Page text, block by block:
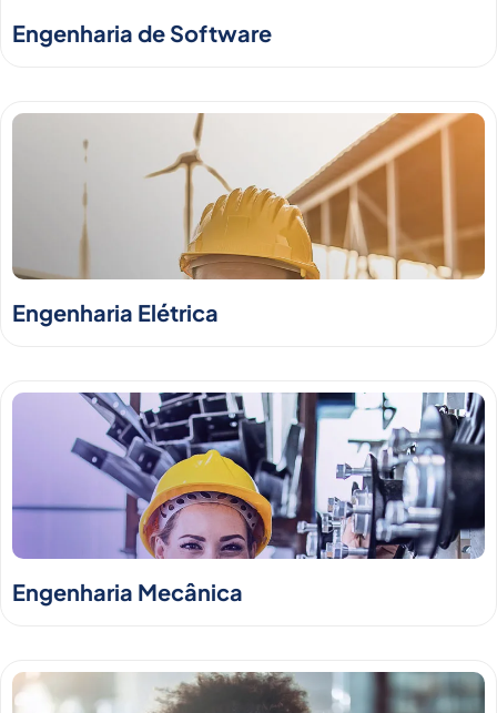
Engenharia de Software
Engenharia Elétrica
Engenharia Mecânica